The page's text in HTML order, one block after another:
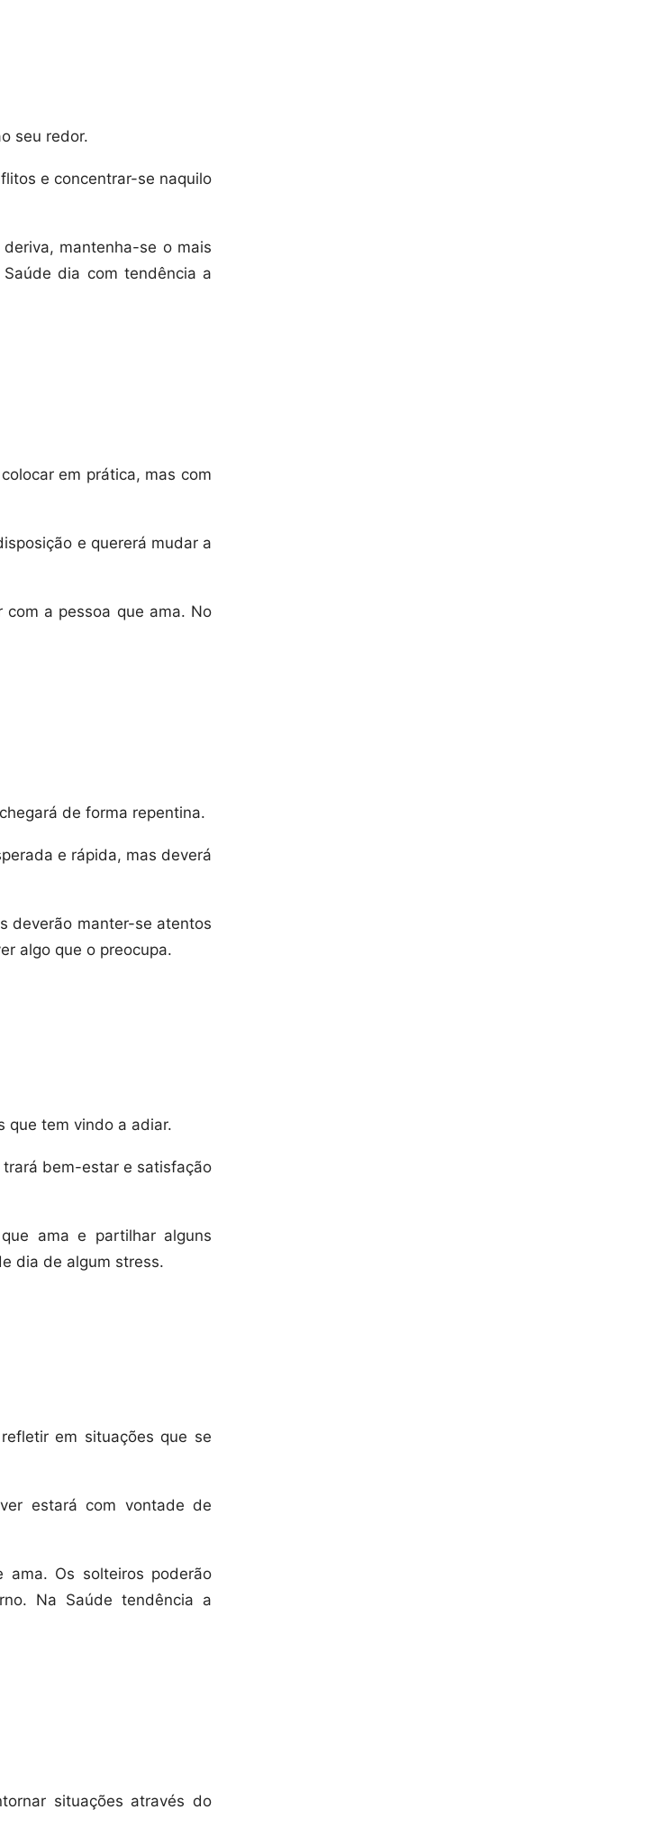
seu redor.
e concentrar-se naquilo
mantenha-se o mais
dia com tendência a
em prática, mas com
e quererá mudar a
a pessoa que ama. No
de forma repentina.
e rápida, mas deverá
deverão manter-se atentos
algo que o preocupa.
que tem vindo a adiar.
bem-estar e satisfação
ama e partilhar alguns
dia de algum stress.
em situações que se
estará com vontade de
Os solteiros poderão
Na Saúde tendência a
situações através do